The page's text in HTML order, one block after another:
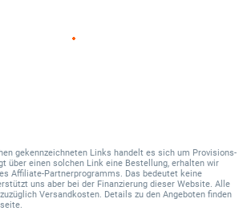
gekennzeichneten Links handelt es sich um Provisions-
über einen solchen Link eine Bestellung, erhalten wir
Affiliate-Partnerprogramms. Das bedeutet keine
uns aber bei der Finanzierung dieser Website. Alle
Versandkosten. Details zu den Angeboten finden